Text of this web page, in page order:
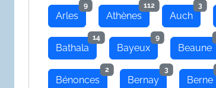
Arles
9
Athènes
112
Auch
3
Bathala
14
Bayeux
9
Beaune
Bénonces
2
Bernay
3
Berne